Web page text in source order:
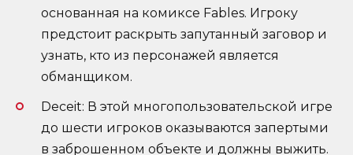
основанная на комиксе Fables. Игроку
предстоит раскрыть запутанный заговор и
узнать, кто из персонажей является
обманщиком.
Deceit: В этой многопользовательской игре
до шести игроков оказываются запертыми
в заброшенном объекте и должны выжить.